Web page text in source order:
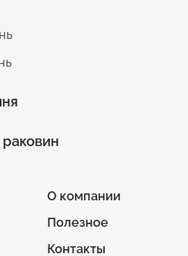
О компании
Полезное
Контакты